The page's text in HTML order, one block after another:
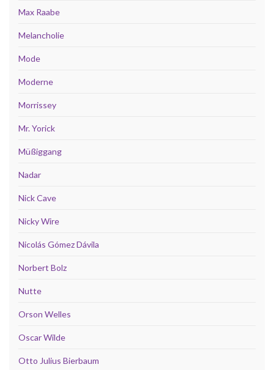
Max Raabe
Melancholie
Mode
Moderne
Morrissey
Mr. Yorick
Müßiggang
Nadar
Nick Cave
Nicky Wire
Nicolás Gómez Dávila
Norbert Bolz
Nutte
Orson Welles
Oscar Wilde
Otto Julius Bierbaum